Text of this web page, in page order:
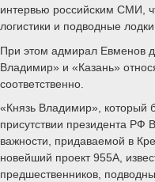
интервью российским СМИ,
логистики и подводные
При этом адмирал Евменов
Владимир» и «Казань»
соответственно.
«Князь Владимир», который
присутствии президента РФ
важности, придаваемой в
новейший проект 955А,
предшественников,